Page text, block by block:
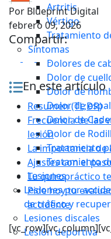
Artritis
Vértigo
Tratamiento
Síntomas
Dolores de
Dolor de
Dolor de
Dolor de
Dolor de
Dolor de
Tratamiento
Tratamiento
Lesiones
Lesiones por
de tráfico y
Lesiones discales
Lesión deportiva
Por Blueprint Digital
febrero 09, 2026
Compartir:
En este artículo
Resumen (TL;DR)
Frecuencia de las
lesión
La importancia de
Ajustes con el
Tu quiropráctico
Pide hoy tu
accidente